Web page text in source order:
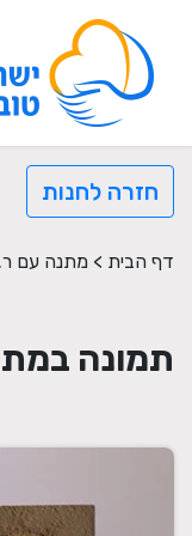
חזרה לחנות
דף הבית > מתנה עם
תמונה